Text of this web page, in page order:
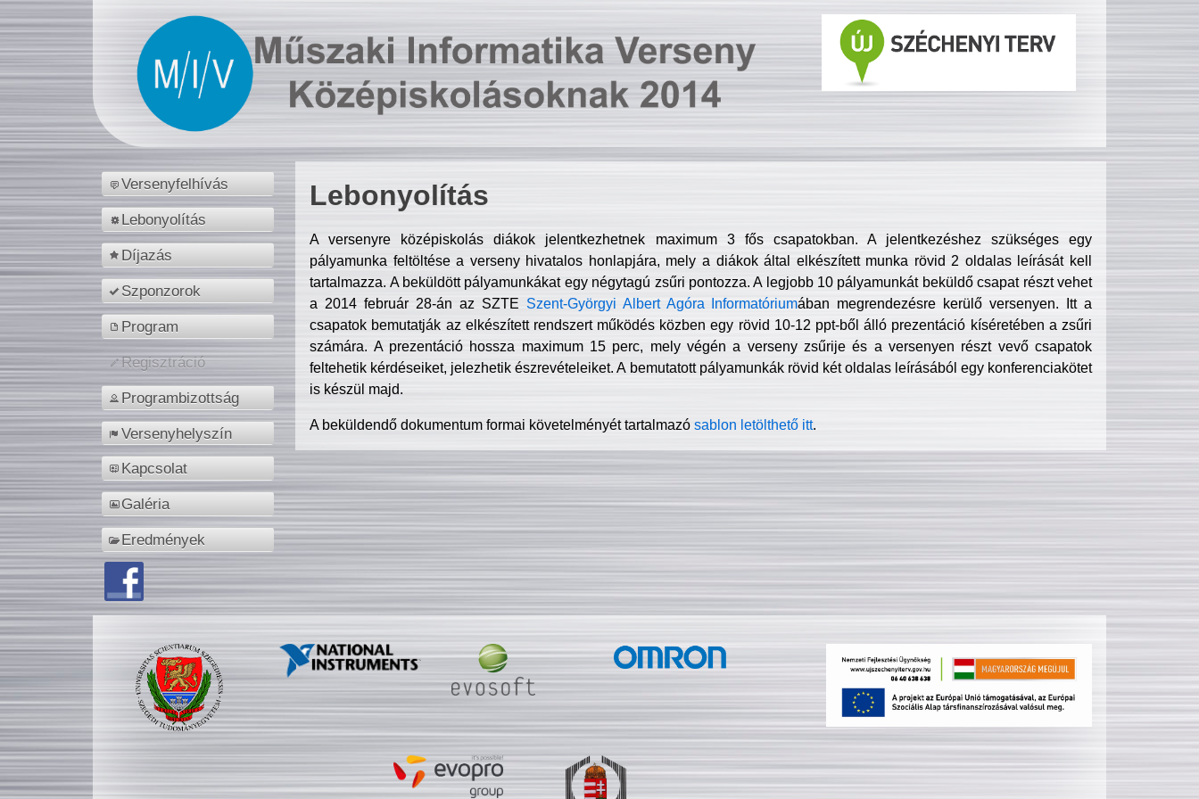
Versenyfelhívás
Lebonyolítás
Díjazás
Szponzorok
Program
Regisztráció
Programbizottság
Versenyhelyszín
Kapcsolat
Galéria
Eredmények
Lebonyolítás
A versenyre középiskolás diákok jelentkezhetnek maximum 3 fős csapatokban. A jelentkezéshez szükséges egy
pályamunka feltöltése a verseny hivatalos honlapjára, mely a diákok által elkészített munka rövid 2 oldalas leírását kell
tartalmazza. A beküldött pályamunkákat egy négytagú zsűri pontozza. A legjobb 10 pályamunkát beküldő csapat részt vehet
a 2014 február 28-án az SZTE Szent-Györgyi Albert Agóra Informatóriumában megrendezésre kerülő versenyen. Itt a
csapatok bemutatják az elkészített rendszert működés közben egy rövid 10-12 ppt-ből álló prezentáció kíséretében a zsűri
számára. A prezentáció hossza maximum 15 perc, mely végén a verseny zsűrije és a versenyen részt vevő csapatok
feltehetik kérdéseiket, jelezhetik észrevételeiket. A bemutatott pályamunkák rövid két oldalas leírásából egy konferenciakötet
is készül majd.
A beküldendő dokumentum formai követelményét tartalmazósablon letölthető itt.